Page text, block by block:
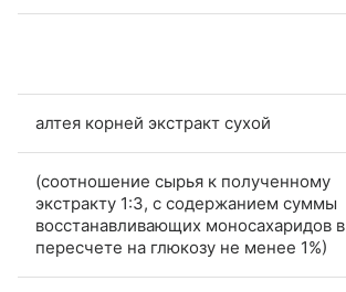
алтея корней экстракт сухой
(соотношение сырья к полученному
экстракту 1:3, с содержанием суммы
восстанавливающих моносахаридов в
пересчете на глюкозу не менее 1%)